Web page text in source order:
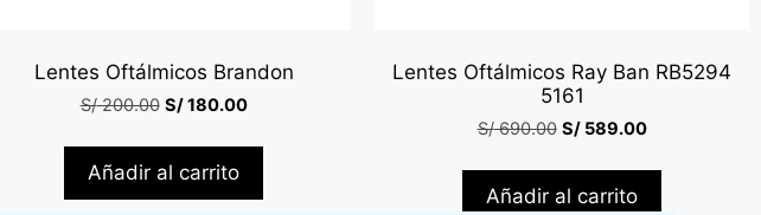
Lentes Oftálmicos Brandon
S/200.00 S/180.00
Añadir al carrito
Lentes Oftálmicos Ray Ban RB5294
5161
S/690.00 S/589.00
Añadir al carrito